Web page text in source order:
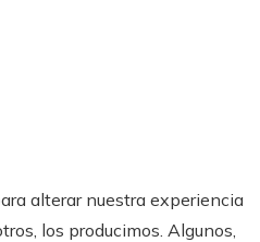
alterar nuestra experiencia
los producimos. Algunos,